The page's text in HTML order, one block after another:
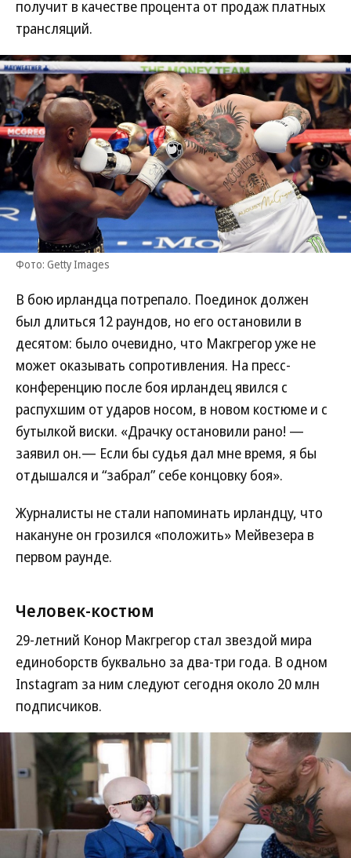
получит в качестве процента от продаж платных
трансляций.
Фото: Getty Images
В бою ирландца потрепало. Поединок должен
был длиться 12 раундов, но его остановили в
десятом: было очевидно, что Макгрегор уже не
может оказывать сопротивления. На пресс-
конференцию после боя ирландец явился с
распухшим от ударов носом, в новом костюме и с
бутылкой виски. «Драчку остановили рано! —
заявил он.— Если бы судья дал мне время, я бы
отдышался и “забрал” себе концовку боя».
Журналисты не стали напоминать ирландцу, что
накануне он грозился «положить» Мейвезера в
первом раунде.
Человек-костюм
29-летний Конор Макгрегор стал звездой мира
единоборств буквально за два-три года. В одном
Instagram за ним следуют сегодня около 20 млн
подписчиков.